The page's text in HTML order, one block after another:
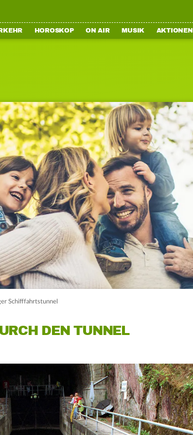
HOROSKOP ON AIR MUSIK AKTIONEN
Schifffahrtstunnel
DEN TUNNEL